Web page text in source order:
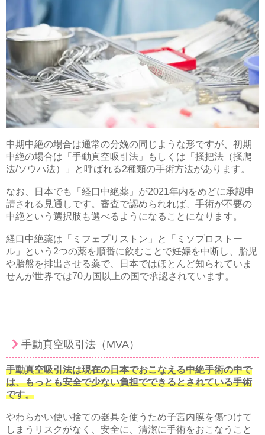
中期中絶の場合は通常の分娩の同じような形ですが、初期
中絶の場合は「手動真空吸引法」もしくは「掻把法（掻爬
法/ソウハ法）」と呼ばれる2種類の手術方法があります。
なお、日本でも「経口中絶薬」が2021年内をめどに承認申
請される見通しです。審査で認められれば、手術が不要の
中絶という選択肢も選べるようになることになります。
経口中絶薬は「ミフェプリストン」と「ミソプロストー
ル」という2つの薬を順番に飲むことで妊娠を中断し、胎児
や胎盤を排出させる薬で、日本ではほとんど知られていま
せんが世界では70カ国以上の国で承認されています。
手動真空吸引法（MVA）
手動真空吸引法は現在の日本でおこなえる中絶手術の中で
は、もっとも安全で少ない負担でできるとされている手術
です。
やわらかい使い捨ての器具を使うため子宮内膜を傷つけて
しまうリスクがなく、安全に、清潔に手術をおこなうこと